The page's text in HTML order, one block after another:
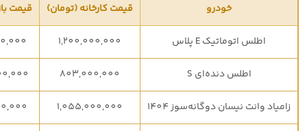
خودرو قیمت کارخانه (تومان) قیمت
اطلس اتوماتیک E پلاس 1,200,000,000
اطلس دنده‌ای S 803,000,000
زامیاد وانت نیسان دوگانه‌سوز 1404 1,055,000,000